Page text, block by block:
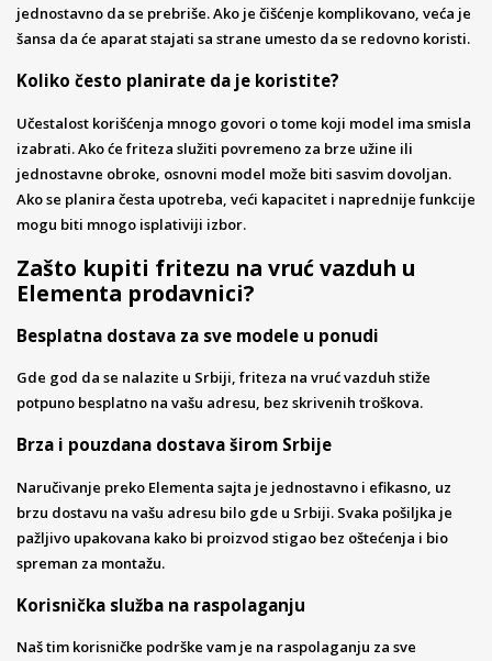
jednostavno da se prebriše. Ako je čišćenje komplikovano, veća je
šansa da će aparat stajati sa strane umesto da se redovno koristi.
Koliko često planirate da je koristite?
Učestalost korišćenja mnogo govori o tome koji model ima smisla
izabrati. Ako će friteza služiti povremeno za brze užine ili
jednostavne obroke, osnovni model može biti sasvim dovoljan.
Ako se planira česta upotreba, veći kapacitet i naprednije funkcije
mogu biti mnogo isplativiji izbor.
Zašto kupiti fritezu na vruć vazduh u
Elementa prodavnici?
Besplatna dostava za sve modele u ponudi
Gde god da se nalazite u Srbiji, friteza na vruć vazduh stiže
potpuno besplatno na vašu adresu, bez skrivenih troškova.
Brza i pouzdana dostava širom Srbije
Naručivanje preko Elementa sajta je jednostavno i efikasno, uz
brzu dostavu na vašu adresu bilo gde u Srbiji. Svaka pošiljka je
pažljivo upakovana kako bi proizvod stigao bez oštećenja i bio
spreman za montažu.
Korisnička služba na raspolaganju
Naš tim korisničke podrške vam je na raspolaganju za sve